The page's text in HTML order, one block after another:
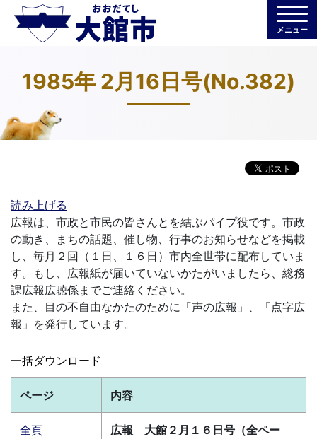
メニュー
1985年 2月16日号(No.382)
読み上げる
広報は、市政と市民の皆さんとを結ぶパイプ役です。市政
の動き、まちの話題、催し物、行事のお知らせなどを掲載
し、毎月２回（１日、１６日）市内全世帯に配布していま
す。もし、広報紙が届いていないかたがいましたら、総務
課広報広聴係までご連絡ください。
また、目の不自由なかたのために「声の広報」、「点字広
報」を発行しています。
一括ダウンロード
ページ 内容
全頁
広報 大館２月１６日号（全ペー